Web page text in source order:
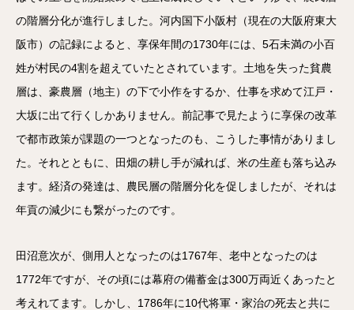
の階層分化が進行しました。河内国下小阪村（現在の大阪府東大
阪市）の記録によると、享保年間の1730年には、5石未満の小百
姓が村民の4割を超えていたとされています。土地を失った貧農
層は、豪農層（地主）の下で小作をするか、仕事を求めて江戸・
大坂に出て行くしかありません。前記事で見たように享保の改革
で都市政策が課題の一つとなったのも、こうした事情がありまし
た。それとともに、田畑の耕し手が減れば、米の生産も落ち込み
ます。経済の発達は、農民層の階層分化を促しましたが、それは
年貢の減少にも繋がったのです。
田沼意次が、側用人となったのは1767年、老中となったのは
1772年ですが、その頃には幕府の備蓄金は300万両近くあったと
考えれてます。しかし、1786年に10代将軍・家治の死去と共に